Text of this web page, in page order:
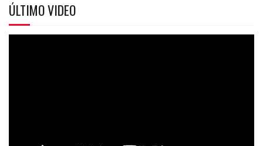
ÚLTIMO VIDEO